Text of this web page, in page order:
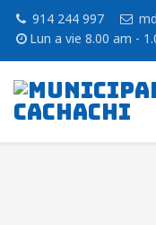
914 244 997
Lun a vie 8.00 am -